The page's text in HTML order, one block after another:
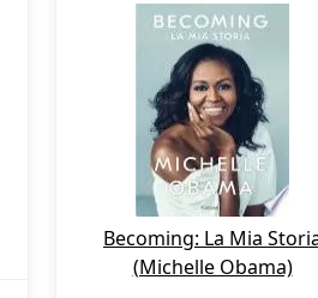
Becoming: La Mia
(Michelle Obama)